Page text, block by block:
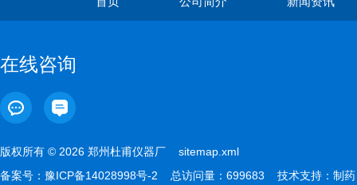
在线咨询
版权所有 © 2026 郑州杜甫仪器厂 sitemap.xml
备案号： 豫ICP备14028998号-2 总访问量：699683 技术支持： 制药